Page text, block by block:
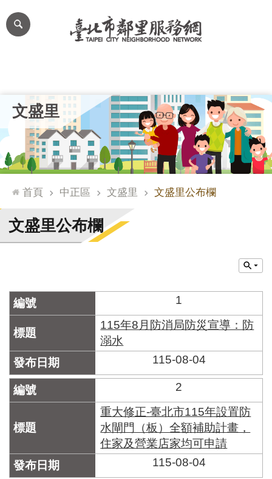
跳到主要內容區塊
網
站
台
通
臺
北
市
門
牌
合
索
系
統
化
局
化
資
文盛里
首頁 中正區 文盛里 文盛里公布欄
文盛里公布欄
1
115年8月防消局防災宣導：防
溺水
115-08-04
2
重大修正-臺北市115年設置防
水閘門（板）全額補助計畫，
住家及營業店家均可申請
115-08-04